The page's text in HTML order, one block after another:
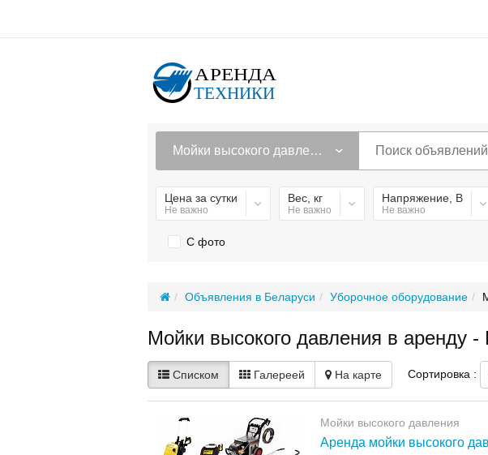
Мойки высокого давления
Цена за сутки
Не важно
Вес, кг
Не важно
Напряжение, В
Не важно
С фото
Объявления в Беларуси Уборочное оборудование
Мойки высокого давления в аренду -
Списком Галереей На карте Сортировка :
Мойки высокого давления
Аренда мойки высокого